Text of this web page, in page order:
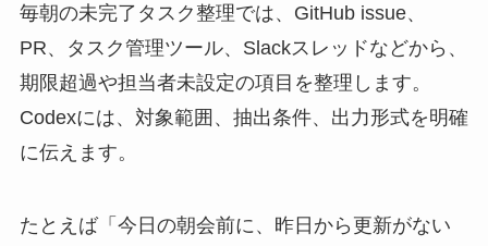
毎朝の未完了タスク整理では、GitHub issue、
PR、タスク管理ツール、Slackスレッドなどから、
期限超過や担当者未設定の項目を整理します。
Codexには、対象範囲、抽出条件、出力形式を明確
に伝えます。
たとえば「今日の朝会前に、昨日から更新がない